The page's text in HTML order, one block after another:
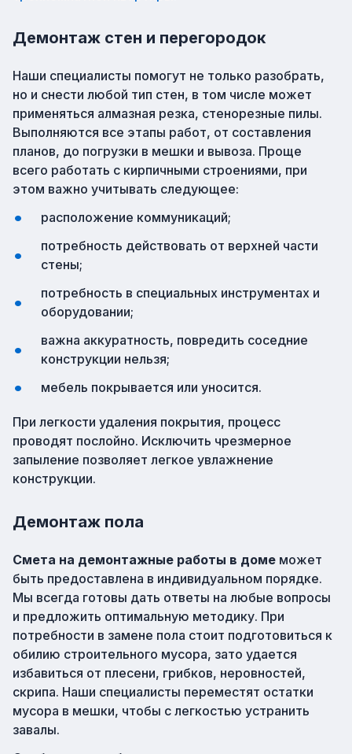
Демонтаж стен и перегородок
Наши специалисты помогут не только разобрать,
но и снести любой тип стен, в том числе может
применяться алмазная резка, стенорезные пилы.
Выполняются все этапы работ, от составления
планов, до погрузки в мешки и вывоза. Проще
всего работать с кирпичными строениями, при
этом важно учитывать следующее:
расположение коммуникаций;
потребность действовать от верхней части
стены;
потребность в специальных инструментах и
оборудовании;
важна аккуратность, повредить соседние
конструкции нельзя;
мебель покрывается или уносится.
При легкости удаления покрытия, процесс
проводят послойно. Исключить чрезмерное
запыление позволяет легкое увлажнение
конструкции.
Демонтаж пола
Смета на демонтажные работы в доме может
быть предоставлена в индивидуальном порядке.
Мы всегда готовы дать ответы на любые вопросы
и предложить оптимальную методику. При
потребности в замене пола стоит подготовиться к
обилию строительного мусора, зато удается
избавиться от плесени, грибков, неровностей,
скрипа. Наши специалисты переместят остатки
мусора в мешки, чтобы с легкостью устранить
завалы.